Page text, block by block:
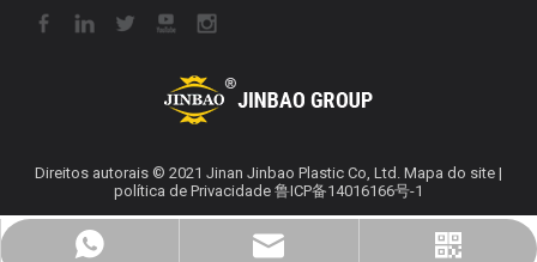
Direitos autorais © 2021 Jinan Jinbao Plastic Co, Ltd. Mapa do site |
política de Privacidade 鲁ICP备14016166号-1
Whatsapp
jinbaofactory@jinbaoplastic.com
Wechat empresarial